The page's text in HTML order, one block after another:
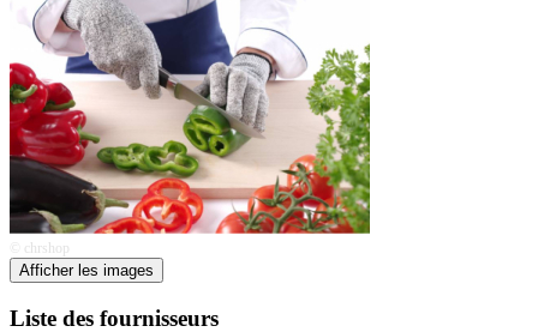
© chrshop
Afficher les images
Liste des fournisseurs